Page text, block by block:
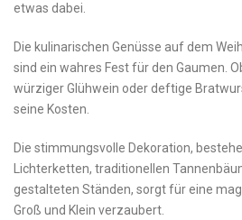
etwas dabei.
Die kulinarischen Genüsse auf dem
sind ein wahres Fest für den Gaumen.
würziger Glühwein oder​ deftige
⁤seine Kosten.
Die​ stimmungsvolle ⁤Dekoration,
Lichterketten, traditionellen
gestalteten ⁢Ständen, ‌sorgt für eine
Groß ⁣und Klein verzaubert.